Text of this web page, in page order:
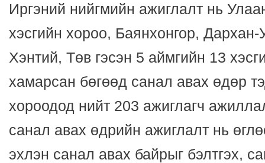
Иргэний нийгмийн ажиглалт нь
хэсгийн хороо, Баянхонгор, Дархан-
Хэнтий, Төв гэсэн 5 аймгийн 13
хамарсан бөгөөд санал авах өдөр
хороодод нийт 203 ажиглагч
санал авах өдрийн ажиглалт нь
эхлэн санал авах байрыг бэлтгэх,